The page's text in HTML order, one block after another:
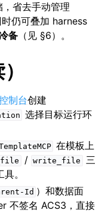
省去手动管理
仍可叠加 harness
备 （见 §6）。
制台创建
选择目标运行环
在模板上
/ write_file
三
。
Id ）和数据面
不签名 ACS3，直接